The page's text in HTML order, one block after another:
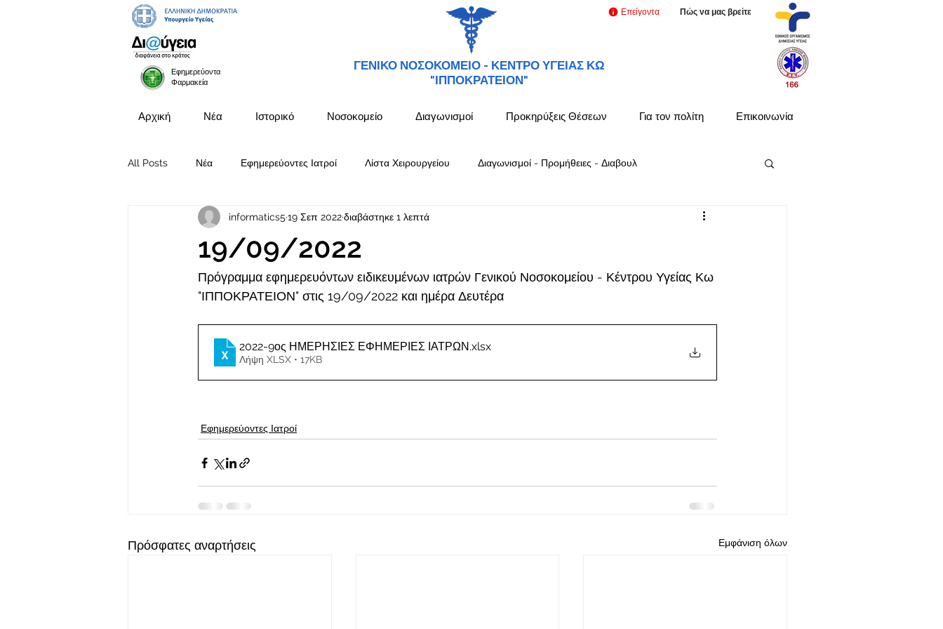
Εφημερεύοντα
Φαρμακεία
ΓΕΝΙΚΟ ΝΟΣΟΚΟΜΕΙΟ - ΚΕΝΤΡΟ ΥΓΕΙΑΣ ΚΩ
"ΙΠΠΟΚΡΑΤΕΙΟΝ"
Επείγοντα Πώς να μας βρείτε
Αρχική Νέα Ιστορικό Νοσοκομείο Διαγωνισμοί Προκηρύξεις Θέσεων Για τον πολίτη Επικοινωνία
All Posts Νέα Εφημερεύοντες Ιατροί Λίστα Χειρουργείου Διαγωνισμοί - Προμήθειες - Διαβουλ
Προκηρύξεις Θέσεων
19/09/2022
informatics5 19 Σεπ 2022διαβάστηκε 1 λεπτά
Πρόγραμμα εφημερευόντων ειδικευμένων ιατρών Γενικού Νοσοκομείου - Κέντρου Υγείας Κω
"ΙΠΠΟΚΡΑΤΕΙΟΝ" στις 19/09/2022 και ημέρα Δευτέρα
2022-9ος ΗΜΕΡΗΣΙΕΣ ΕΦΗΜΕΡΙΕΣ ΙΑΤΡΩΝ.xlsx
Λήψη XLSX • 17KB
Εφημερεύοντες Ιατροί
Πρόσφατες αναρτήσεις Εμφάνιση όλων